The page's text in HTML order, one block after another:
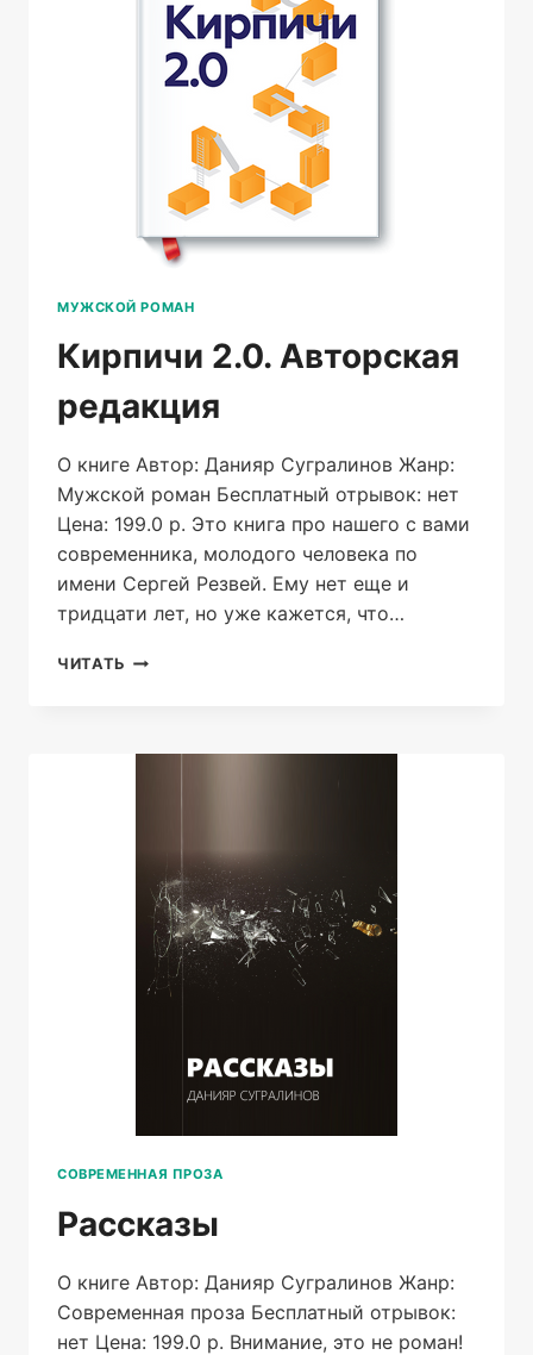
МУЖСКОЙ РОМАН
Кирпичи 2.0. Авторская
редакция
О книге Автор: Данияр Сугралинов Жанр:
Мужской роман Бесплатный отрывок: нет
Цена: 199.0 р. Это книга про нашего с вами
современника, молодого человека по
имени Сергей Резвей. Ему нет еще и
тридцати лет, но уже кажется, что…
ЧИТАТЬ КИРПИЧИ
СОВРЕМЕННАЯ ПРОЗА
Рассказы
О книге Автор: Данияр Сугралинов Жанр:
Современная проза Бесплатный отрывок:
нет Цена: 199.0 р. Внимание, это не роман!